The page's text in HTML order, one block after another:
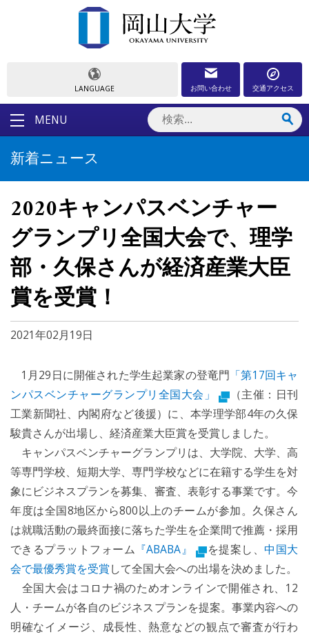
LANGUAGE お問い合わせ 交通アクセス
MENU
新着ニュース
2020キャンパスベンチャー
グランプリ全国大会で、理学
部・久保さんが経済産業大臣
賞を受賞！
2021年02月19日
1月29日に開催された学生起業家の登竜門 「第17回キャ
ンパスベンチャーグランプリ全国大会」
（主催：日刊
工業新聞社、内閣府など後援）に、本学理学部4年の久保
駿貴さんが出場し、経済産業大臣賞を受賞しました。
キャンパスベンチャーグランプリは、大学院、大学、高
等専門学校、短期大学、専門学校などに在籍する学生を対
象にビジネスプランを募集、審査、表彰する事業です。今
年度は全国8地区から800以上のチームが参加。久保さん
は就職活動の最終面接に落ちた学生を企業間で推薦・採用
できるプラットフォーム 『ABABA』 を提案し、中国大
会で最優秀賞を受賞して全国大会への出場を決めました。
全国大会はコロナ禍のためオンラインで開催され、12
人・チームが各自のビジネスプランを提案。事業内容への
明確なイメージ、成長性、熱意などの観点で審査が行わ